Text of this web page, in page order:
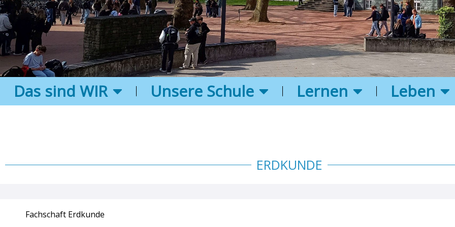
Das sind WIR Unsere Schule Lernen Leben
ERDKUNDE
Fachschaft Erdkunde